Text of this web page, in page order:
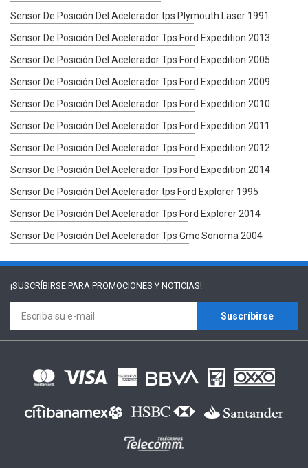
Sensor De Posición Del Acelerador tps Plymouth Laser 1991
Sensor De Posición Del Acelerador Tps Ford Expedition 2013
Sensor De Posición Del Acelerador Tps Ford Expedition 2005
Sensor De Posición Del Acelerador Tps Ford Expedition 2009
Sensor De Posición Del Acelerador Tps Ford Expedition 2010
Sensor De Posición Del Acelerador Tps Ford Expedition 2011
Sensor De Posición Del Acelerador Tps Ford Expedition 2012
Sensor De Posición Del Acelerador Tps Ford Expedition 2014
Sensor De Posición Del Acelerador tps Ford Explorer 1995
Sensor De Posición Del Acelerador Tps Ford Explorer 2014
Sensor De Posición Del Acelerador Tps Gmc Sonoma 2004
¡SUSCRÍBIRSE PARA PROMOCIONES Y NOTICIAS!
Suscríbirse